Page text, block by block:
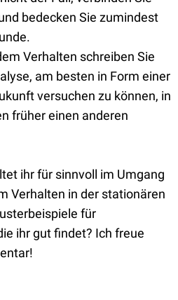
bedecken Sie zumindest
Verhalten schreiben Sie
am besten in Form einer
versuchen zu können, in
früher einen anderen
ihr für sinnvoll im Umgang
Verhalten in der stationären
für
ihr gut findet? Ich freue